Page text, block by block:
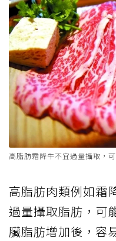
高脂肪霜降牛不宜過量攝取，
高脂肪肉類例如霜
過量攝取脂肪，可
臟脂肪增加後，容